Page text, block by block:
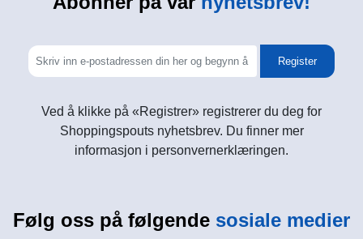
Register
Ved å klikke på «Registrer» registrerer du deg for
Shoppingspouts nyhetsbrev. Du finner mer
informasjon i personvernerklæringen.
Følg oss på følgende sosiale medier